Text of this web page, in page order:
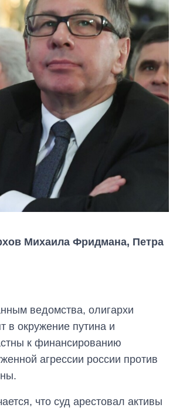
Михаила Фридмана, Петра
ведомства, олигархи
в окружение путина и
к финансированию
агрессии россии против
что суд арестовал активы